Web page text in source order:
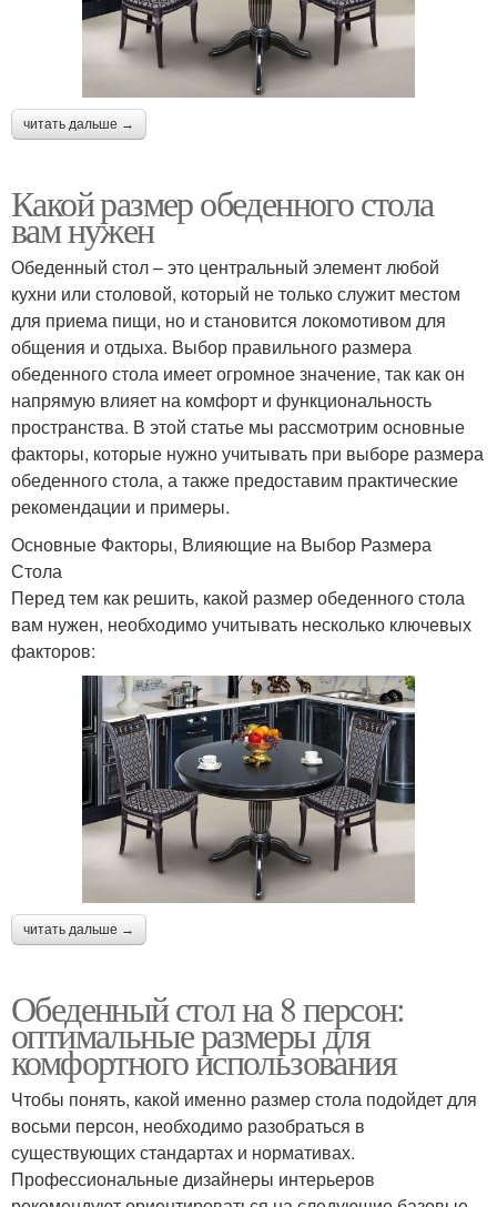
читать дальше →
Какой размер обеденного стола
вам нужен
Обеденный стол – это центральный элемент любой
кухни или столовой, который не только служит местом
для приема пищи, но и становится локомотивом для
общения и отдыха. Выбор правильного размера
обеденного стола имеет огромное значение, так как он
напрямую влияет на комфорт и функциональность
пространства. В этой статье мы рассмотрим основные
факторы, которые нужно учитывать при выборе размера
обеденного стола, а также предоставим практические
рекомендации и примеры.
Основные Факторы, Влияющие на Выбор Размера
Стола
Перед тем как решить, какой размер обеденного стола
вам нужен, необходимо учитывать несколько ключевых
факторов:
читать дальше →
Обеденный стол на 8 персон:
оптимальные размеры для
комфортного использования
Чтобы понять, какой именно размер стола подойдет для
восьми персон, необходимо разобраться в
существующих стандартах и нормативах.
Профессиональные дизайнеры интерьеров